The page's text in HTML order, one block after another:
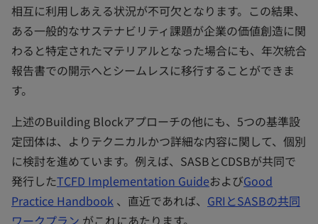
相互に利用しあえる状況が不可欠となります。この結果、
ある一般的なサステナビリティ課題が企業の価値創造に関
わると特定されたマテリアルとなった場合にも、年次統合
報告書での開示へとシームレスに移行することができま
す。
上述のBuilding Blockアプローチの他にも、5つの基準設
定団体は、よりテクニカルかつ詳細な内容に関して、個別
に検討を進めています。例えば、SASBとCDSBが共同で
発行したTCFD Implementation GuideおよびGood
Practice Handbook 、直近であれば、 GRIとSASBの共同
ワークプラン がこれにあたります。